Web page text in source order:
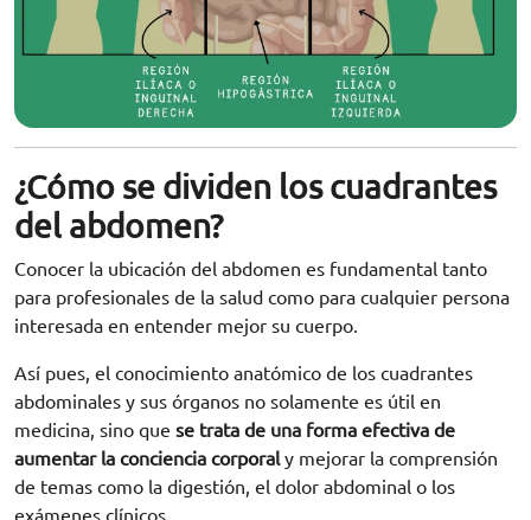
¿Cómo se dividen los cuadrantes
del abdomen?
Conocer la ubicación del abdomen es fundamental tanto
para profesionales de la salud como para cualquier persona
interesada en entender mejor su cuerpo.
Así pues, el conocimiento anatómico de los cuadrantes
abdominales y sus órganos no solamente es útil en
medicina, sino que se trata de una forma efectiva de
aumentar la conciencia corporaly mejorar la comprensión
de temas como la digestión, el dolor abdominal o los
exámenes clínicos.